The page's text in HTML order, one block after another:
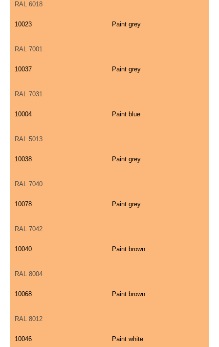
RAL 6018
10023 Paint grey
RAL 7001
10037 Paint grey
RAL 7031
10004 Paint blue
RAL 5013
10038 Paint grey
RAL 7040
10078 Paint grey
RAL 7042
10040 Paint brown
RAL 8004
10068 Paint brown
RAL 8012
10046 Paint white